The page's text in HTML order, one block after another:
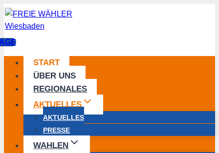
Zum
Inhalt
START
ÜBER UNS
REGIONALES
AKTUELLES
AKTUELLES
PRESSE
WAHLEN